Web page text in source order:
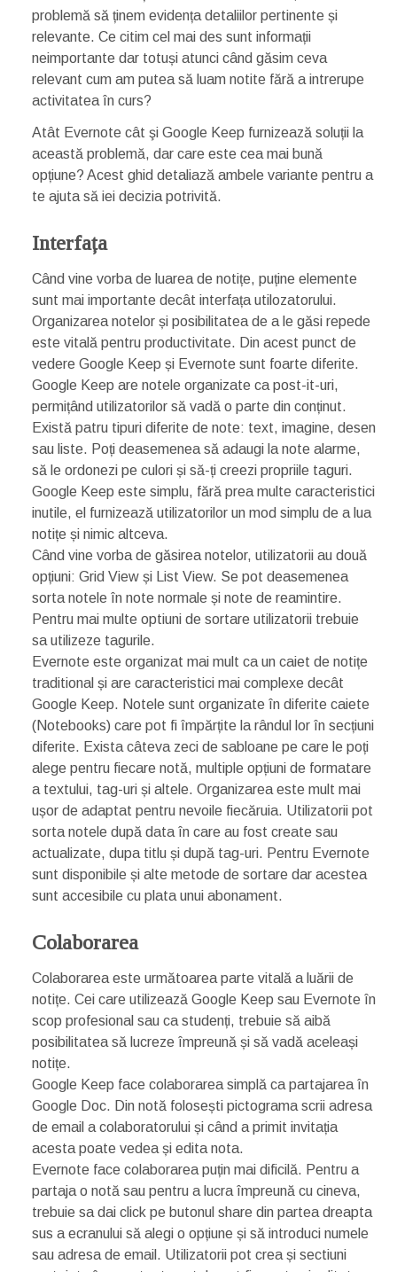
problemă să ținem evidența detaliilor pertinente și
relevante. Ce citim cel mai des sunt informații
neimportante dar totuși atunci când găsim ceva
relevant cum am putea să luam notite fără a intrerupe
activitatea în curs?
Atât Evernote cât şi Google Keep furnizează soluții la
această problemă, dar care este cea mai bună
opțiune? Acest ghid detaliază ambele variante pentru a
te ajuta să iei decizia potrivită.
Interfața
Când vine vorba de luarea de notițe, puține elemente
sunt mai importante decât interfața utilozatorului.
Organizarea notelor și posibilitatea de a le găsi repede
este vitală pentru productivitate. Din acest punct de
vedere Google Keep și Evernote sunt foarte diferite.
Google Keep are notele organizate ca post-it-uri,
permițând utilizatorilor să vadă o parte din conținut.
Există patru tipuri diferite de note: text, imagine, desen
sau liste. Poți deasemenea să adaugi la note alarme,
să le ordonezi pe culori și să-ți creezi propriile taguri.
Google Keep este simplu, fără prea multe caracteristici
inutile, el furnizează utilizatorilor un mod simplu de a lua
notițe și nimic altceva.
Când vine vorba de găsirea notelor, utilizatorii au două
opțiuni: Grid View și List View. Se pot deasemenea
sorta notele în note normale și note de reamintire.
Pentru mai multe optiuni de sortare utilizatorii trebuie
sa utilizeze tagurile.
Evernote este organizat mai mult ca un caiet de notițe
traditional și are caracteristici mai complexe decât
Google Keep. Notele sunt organizate în diferite caiete
(Notebooks) care pot fi împărțite la rândul lor în secțiuni
diferite. Exista câteva zeci de sabloane pe care le poți
alege pentru fiecare notă, multiple opțiuni de formatare
a textului, tag-uri și altele. Organizarea este mult mai
ușor de adaptat pentru nevoile fiecăruia. Utilizatorii pot
sorta notele după data în care au fost create sau
actualizate, dupa titlu și după tag-uri. Pentru Evernote
sunt disponibile și alte metode de sortare dar acestea
sunt accesibile cu plata unui abonament.
Colaborarea
Colaborarea este următoarea parte vitală a luării de
notițe. Cei care utilizează Google Keep sau Evernote în
scop profesional sau ca studenți, trebuie să aibă
posibilitatea să lucreze împreună și să vadă aceleași
notițe.
Google Keep face colaborarea simplă ca partajarea în
Google Doc. Din notă folosești pictograma scrii adresa
de email a colaboratorului și când a primit invitația
acesta poate vedea și edita nota.
Evernote face colaborarea puțin mai dificilă. Pentru a
partaja o notă sau pentru a lucra împreună cu cineva,
trebuie sa dai click pe butonul share din partea dreapta
sus a ecranului să alegi o opțiune și să introduci numele
sau adresa de email. Utilizatorii pot crea și sectiuni